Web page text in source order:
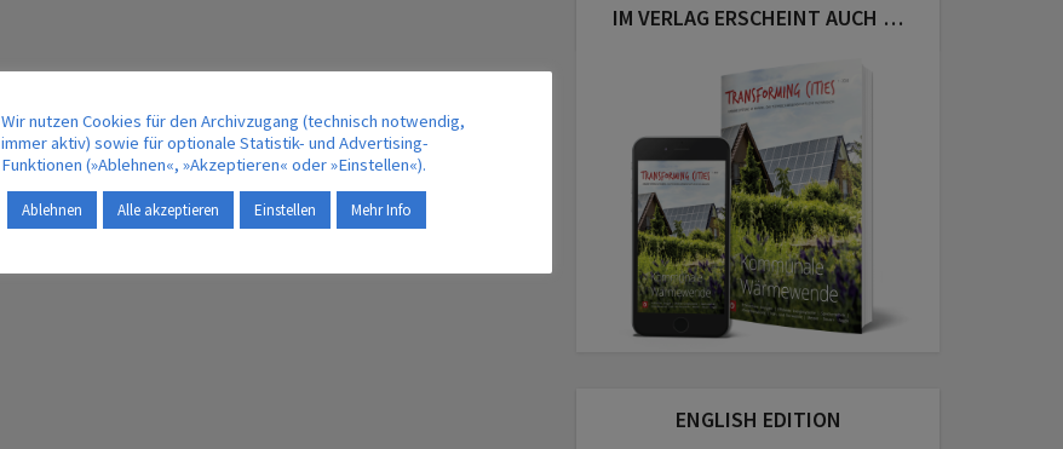
IM VERLAG ERSCHEINT AUCH …
ENGLISH EDITION
Wir nutzen Cookies für den Archivzugang (technisch notwendig,
immer aktiv) sowie für optionale Statistik- und Advertising-
Funktionen (»Ablehnen«, »Akzeptieren« oder »Einstellen«).
Ablehnen Alle akzeptieren Einstellen Mehr Info